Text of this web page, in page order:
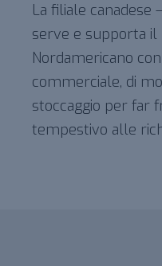
La filiale canadese
serve e supporta il
Nordamericano
commerciale, di
stoccaggio per far
tempestivo alle